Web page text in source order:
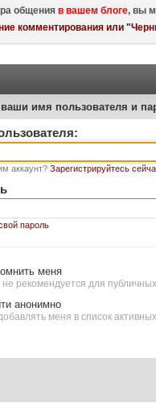
общенияв вашем блоге, вы
комментирования или
ваши имя пользователя и
аккаунт? Зарегистрируйтесь
пароль
меня
не рекомендуется для
анонимно
меня в список